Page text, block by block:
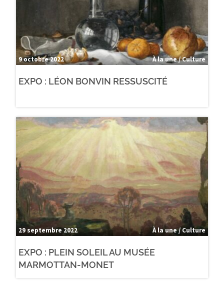
9 octobre 2022 À la une / Culture
EXPO : LÉON BONVIN RESSUSCITÉ
29 septembre 2022 À la une / Culture
EXPO : PLEIN SOLEIL AU MUSÉE
MARMOTTAN-MONET